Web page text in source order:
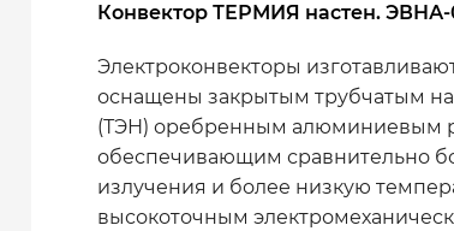
Конвектор ТЕРМИЯ настен.
Электроконвекторы
оснащены закрытым трубчатым
(ТЭН) оребренным алюминиевым
обеспечивающим сравнительно
излучения и более низкую
высокоточным